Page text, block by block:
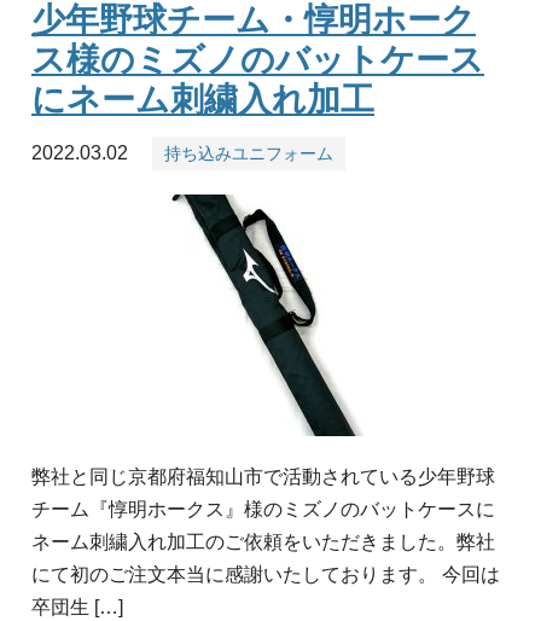
少年野球チーム・惇明ホーク
ス様のミズノのバットケース
にネーム刺繍入れ加工
2022.03.02 持ち込みユニフォーム
弊社と同じ京都府福知山市で活動されている少年野球
チーム『惇明ホークス』様のミズノのバットケースに
ネーム刺繍入れ加工のご依頼をいただきました。弊社
にて初のご注文本当に感謝いたしております。 今回は
卒団生 […]